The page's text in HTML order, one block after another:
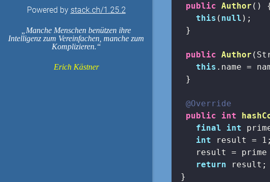
Powered by stack.ch/1.25.2
Manche Menschen benützen ihre
Intelligenz zum Vereinfachen, manche zum
Komplizieren.
Erich Kästner
public Author ()
this ( null );
  }
public Author
this .name =
  }
@Override
public
int
final
int
int result = 1 ;
result =
return result;
}